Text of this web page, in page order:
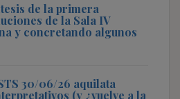
de la primera
de la Sala IV
y concretando algunos
30/06/26 aquilata
(y ¿vuelve a la